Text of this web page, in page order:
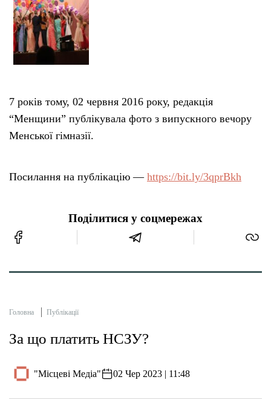
7 років тому, 02 червня 2016 року, редакція
“Менщини” публікувала фото з випускного вечору
Менської гімназії.
Посилання на публікацію — https://bit.ly/3qprBkh
Поділитися у соцмережах
Головна Публікації
За що платить НСЗУ?
"Місцеві Медіа" 02 Чер 2023 | 11:48